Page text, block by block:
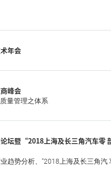
年会
峰会
量管理之体系
坛暨“2018上海及长三角汽车零
趋势分析、“2018上海及长三角汽